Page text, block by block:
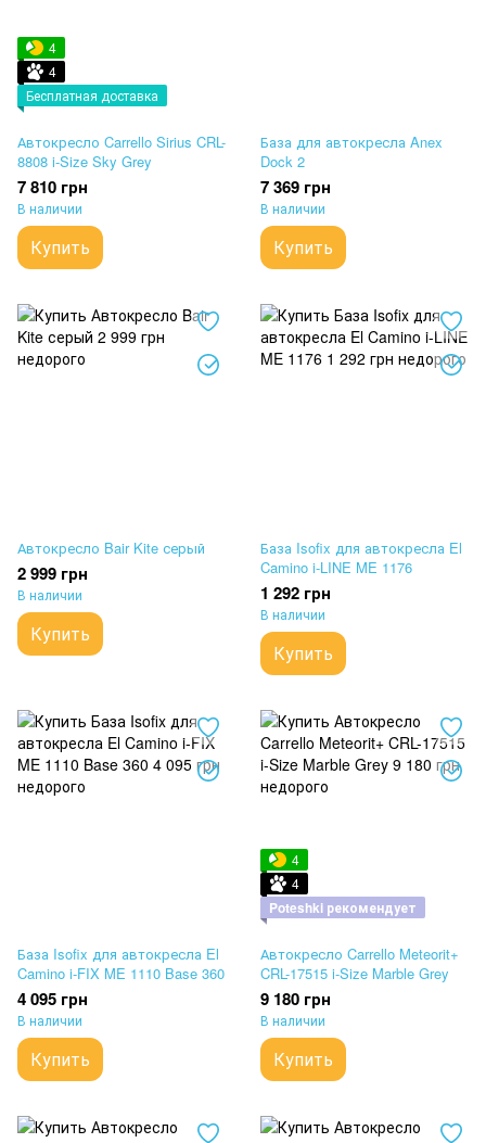
4
4
Бесплатная доставка
Автокресло Carrello Sirius CRL-
8808 i-Size Sky Grey
7 810 грн
В наличии
Купить
База для автокресла Anex
Dock 2
7 369 грн
В наличии
Купить
Автокресло Bair Kite серый
2 999 грн
В наличии
Купить
База Isofix для автокресла El
Camino i-LINE ME 1176
1 292 грн
В наличии
Купить
База Isofix для автокресла El
Camino i-FIX ME 1110 Base 360
4 095 грн
В наличии
Купить
4
4
Poteshki рекомендует
Автокресло Carrello Meteorit+
CRL-17515 i-Size Marble Grey
9 180 грн
В наличии
Купить